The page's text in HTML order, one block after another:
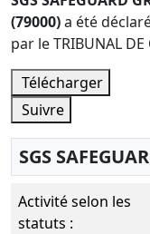
(79000)a été
par le TRIBUNAL DE
Télécharger
Suivre
SGS
Activité selon les
statuts :